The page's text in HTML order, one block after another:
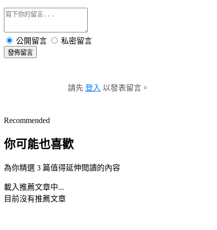
公開留言 私密留言
發佈留言
請先 登入 以發表留言。
Recommended
你可能也喜歡
為你精選 3 篇值得延伸閱讀的內容
載入推薦文章中...
目前沒有推薦文章